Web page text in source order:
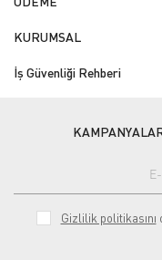
KURUMSAL
İş Güvenliği Rehberi
Gizlilik politikasını